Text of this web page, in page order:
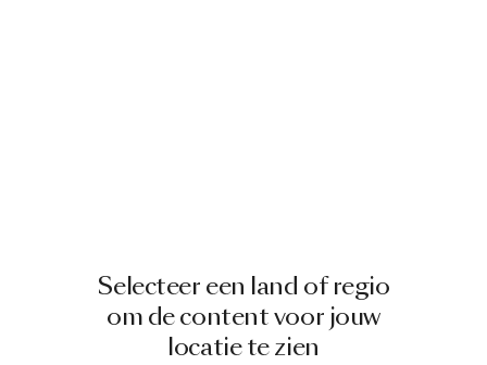
Selecteer een land of regio
om de content voor jouw
locatie te zien